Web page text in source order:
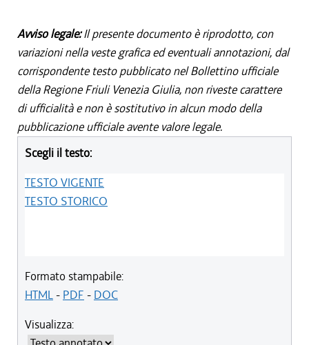
Avviso legale:Il presente documento è riprodotto, con
variazioni nella veste grafica ed eventuali annotazioni, dal
corrispondente testo pubblicato nel Bollettino ufficiale
della Regione Friuli Venezia Giulia, non riveste carattere
di ufficialità e non è sostitutivo in alcun modo della
pubblicazione ufficiale avente valore legale.
Scegli il testo:
TESTO VIGENTE
TESTO STORICO
Formato stampabile:
HTML- PDF - DOC
Visualizza: